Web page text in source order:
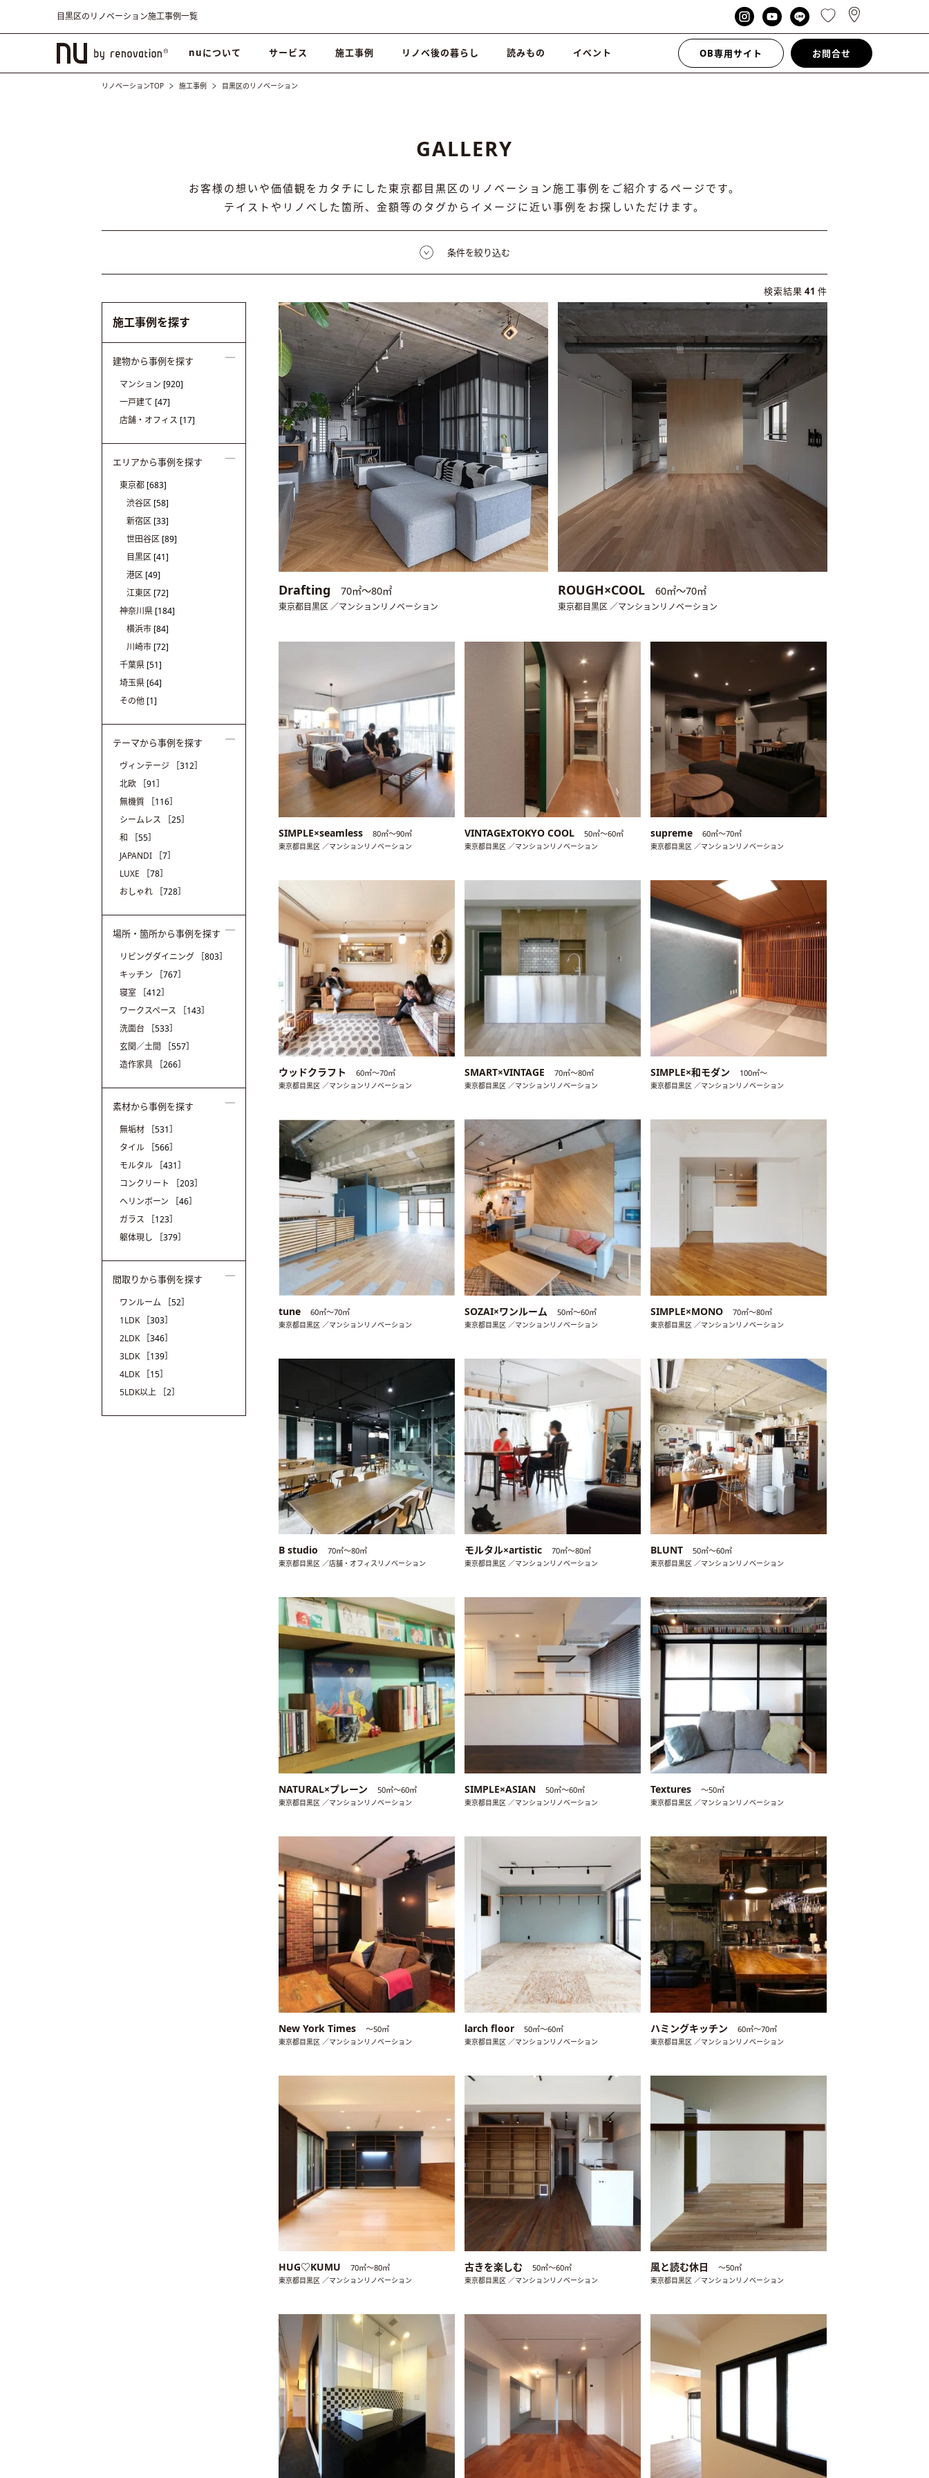
目黒区のリノベーション施工事例一覧
nuについて サービス 施工事例 リノベ後の暮らし 読みもの イベント OB専用サイト お問合せ
リノベーションTOP 施工事例 目黒区のリノベーション
GALLERY
お客様の想いや価値観をカタチにした東京都目黒区のリノベーション施工事例をご紹介するページです。
テイストやリノベした箇所、金額等のタグからイメージに近い事例をお探しいただけます。
条件を絞り込む
検索結果 41 件
Drafting 70㎡〜80㎡
東京都目黒区 ／マンションリノベーション
ROUGH×COOL 60㎡〜70㎡
東京都目黒区 ／マンションリノベーション
SIMPLE×seamless 80㎡〜90㎡
東京都目黒区 ／マンションリノベーション
VINTAGExTOKYO COOL 50㎡〜60㎡
東京都目黒区 ／マンションリノベーション
supreme 60㎡〜70㎡
東京都目黒区 ／マンションリノベーション
ウッドクラフト 60㎡〜70㎡
東京都目黒区 ／マンションリノベーション
SMART×VINTAGE 70㎡〜80㎡
東京都目黒区 ／マンションリノベーション
SIMPLE×和モダン 100㎡〜
東京都目黒区 ／マンションリノベーション
tune 60㎡〜70㎡
東京都目黒区 ／マンションリノベーション
SOZAI×ワンルーム 50㎡〜60㎡
東京都目黒区 ／マンションリノベーション
SIMPLE×MONO 70㎡〜80㎡
東京都目黒区 ／マンションリノベーション
B studio 70㎡〜80㎡
東京都目黒区 ／店舗・オフィスリノベーション
モルタル×artistic 70㎡〜80㎡
東京都目黒区 ／マンションリノベーション
BLUNT 50㎡〜60㎡
東京都目黒区 ／マンションリノベーション
NATURAL×プレーン 50㎡〜60㎡
東京都目黒区 ／マンションリノベーション
SIMPLE×ASIAN 50㎡〜60㎡
東京都目黒区 ／マンションリノベーション
Textures 〜50㎡
東京都目黒区 ／マンションリノベーション
New York Times 〜50㎡
東京都目黒区 ／マンションリノベーション
larch floor 50㎡〜60㎡
東京都目黒区 ／マンションリノベーション
ハミングキッチン 60㎡〜70㎡
東京都目黒区 ／マンションリノベーション
HUG♡KUMU 70㎡〜80㎡
東京都目黒区 ／マンションリノベーション
古きを楽しむ 50㎡〜60㎡
東京都目黒区 ／マンションリノベーション
風と読む休日 〜50㎡
東京都目黒区 ／マンションリノベーション
施工事例を探す
建物から事例を探す
マンション [920]
一戸建て [47]
店舗・オフィス [17]
エリアから事例を探す
東京都 [683]
渋谷区 [58]
新宿区 [33]
世田谷区 [89]
目黒区 [41]
港区 [49]
江東区 [72]
神奈川県 [184]
横浜市 [84]
川崎市 [72]
千葉県 [51]
埼玉県 [64]
その他 [1]
テーマから事例を探す
ヴィンテージ
［312］
北欧
［91］
無機質
［116］
シームレス
［25］
和
［55］
JAPANDI
［7］
LUXE
［78］
おしゃれ
［728］
場所・箇所から事例を探す
リビングダイニング
［803］
キッチン
［767］
寝室
［412］
ワークスペース
［143］
洗面台
［533］
玄関／土間
［557］
造作家具
［266］
素材から事例を探す
無垢材
［531］
タイル
［566］
モルタル
［431］
コンクリート
［203］
ヘリンボーン
［46］
ガラス
［123］
躯体現し
［379］
間取りから事例を探す
ワンルーム
［52］
1LDK
［303］
2LDK
［346］
3LDK
［139］
4LDK
［15］
5LDK以上
［2］